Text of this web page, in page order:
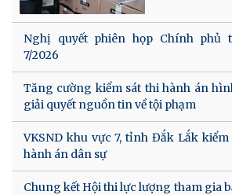
Nghị quyết phiên họp Chính phủ
7/2026
Tăng cường kiểm sát thi hành án
giải quyết nguồn tin về tội phạm
VKSND khu vực 7, tỉnh Đắk Lắk
hành án dân sự
Chung kết Hội thi lực lượng tham gia